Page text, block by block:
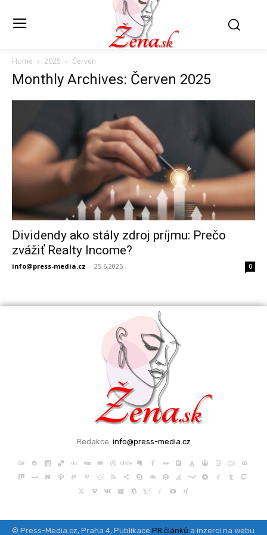
Home 2025 Červen
Monthly Archives: Červen 2025
Dividendy ako stály zdroj príjmu: Prečo
zvážiť Realty Income?
info@press-media.cz - 25.6.2025 0
Redakce: info@press-media.cz
© Press-Media.cz, Praha 4, Publikace PR článků a inzerci na webu